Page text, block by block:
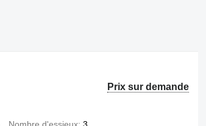
Prix sur demande